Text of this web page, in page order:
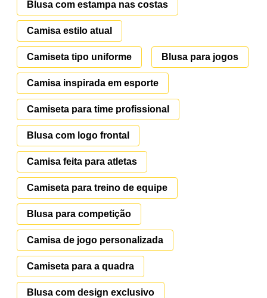
Blusa com estampa nas costas
Camisa estilo atual
Camiseta tipo uniforme Blusa para jogos
Camisa inspirada em esporte
Camiseta para time profissional
Blusa com logo frontal
Camisa feita para atletas
Camiseta para treino de equipe
Blusa para competição
Camisa de jogo personalizada
Camiseta para a quadra
Blusa com design exclusivo